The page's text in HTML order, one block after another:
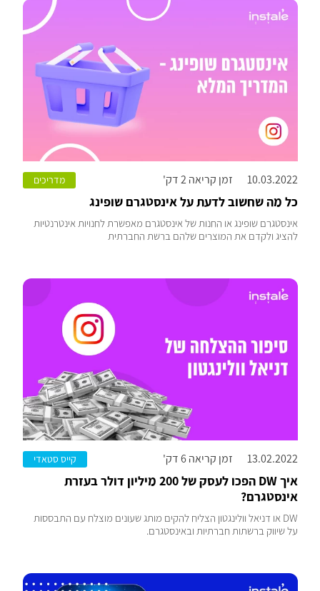
10.03.2022 זמן קריאה 2 דק' מדריכים
כל מה שחשוב לדעת על אינסטגרם שופינג
אינסטגרם שופינג או החנות של אינסטגרם מאפשרת לחנויות אינטרנטיות
להציג ולקדם את המוצרים שלהם ברשת החברתית
13.02.2022 זמן קריאה 6 דק' קייס סטאדי
איך DW הפכו לעסק של 200 מיליון דולר בעזרת
אינסטגרם?
DW או דניאל וולינגטון הצליח להקים מותג שעונים מוצלח עם התבססות
על שיווק ברשתות חברתיות ובאינסטגרם.